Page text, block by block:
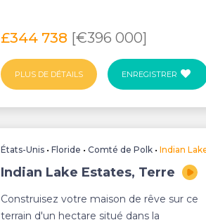
£344 738 [€396 000]
PLUS DE DÉTAILS ENREGISTRER
États-Unis •Floride •Comté de Polk •Indian
Indian Lake Estates, Terre
Construisez votre maison de rêve sur ce
terrain d'un hectare situé dans la